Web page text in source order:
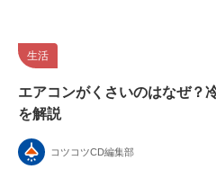
生活
エアコンがくさいのはなぜ？
を解説
コツコツCD編集部